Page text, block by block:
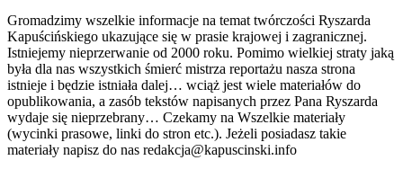
Gromadzimy wszelkie informacje na temat twórczości Ryszarda
Kapuścińskiego ukazujące się w prasie krajowej i zagranicznej.
Istniejemy nieprzerwanie od 2000 roku. Pomimo wielkiej straty jaką
była dla nas wszystkich śmierć mistrza reportażu nasza strona
istnieje i będzie istniała dalej… wciąż jest wiele materiałów do
opublikowania, a zasób tekstów napisanych przez Pana Ryszarda
wydaje się nieprzebrany… Czekamy na Wszelkie materiały
(wycinki prasowe, linki do stron etc.). Jeżeli posiadasz takie
materiały napisz do nas redakcja@kapuscinski.info